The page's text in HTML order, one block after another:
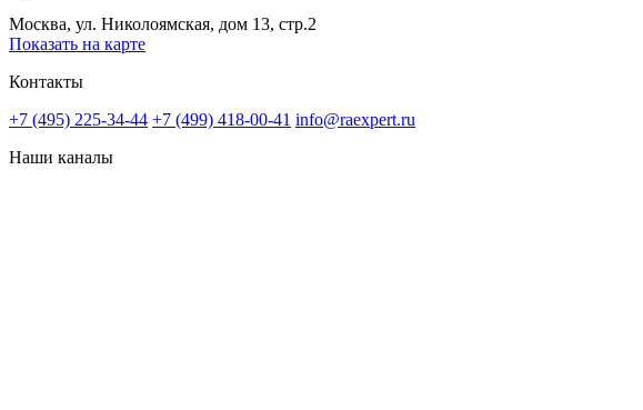
Москва, ул. Николоямская, дом 13, стр.2
Показать на карте
Контакты
+7 (495) 225-34-44 +7 (499) 418-00-41 info@raexpert.ru
Наши каналы